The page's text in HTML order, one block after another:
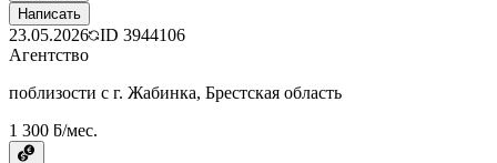
Написать
23.05.2026 ID 3944106
Агентство
поблизости с г. Жабинка, Брестская область
1 300 ƃ/мес.